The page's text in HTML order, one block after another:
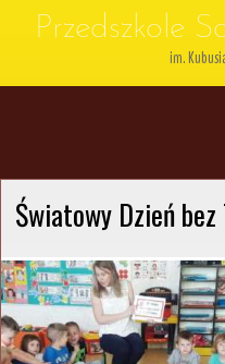
Przedszkole
im.
Światowy Dzień